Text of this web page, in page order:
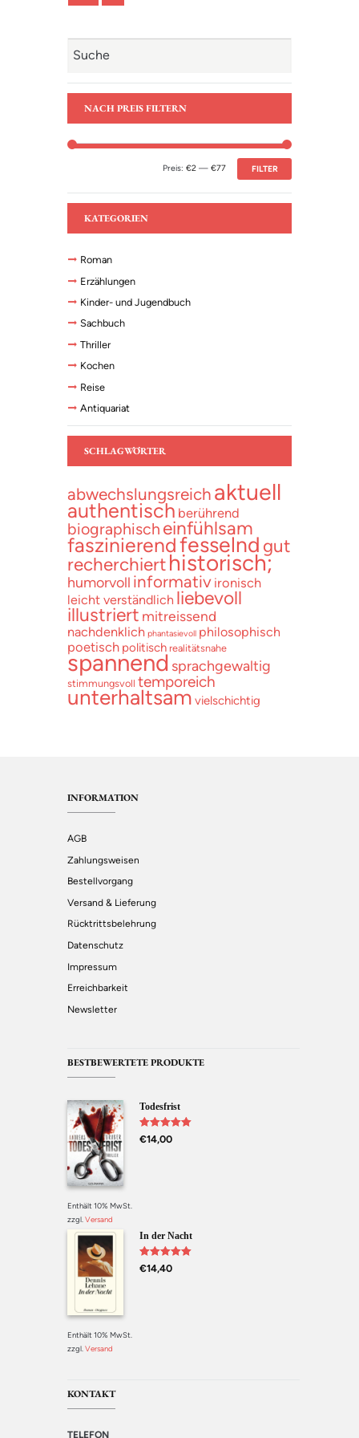
Pistole des US-Militärs aus dem Zweiten
Puzzleteil, die ‘Black Box’.
NACH PREIS FILTERN
FILTER
Preis: €2— €77
KATEGORIEN
Roman
Erzählungen
Kinder- und Jugendbuch
Sachbuch
Thriller
Kochen
Reise
Antiquariat
SCHLAGWÖRTER
abwechslungsreich aktuell
authentisch berührend
biographisch einfühlsam
faszinierendfesselnd gut
recherchierthistorisch;
humorvoll informativ ironisch
leicht verständlich liebevoll
illustriert mitreissend
nachdenklich phantasievoll philosophisch
poetisch politisch realitätsnahe
spannend sprachgewaltig
stimmungsvoll temporeich
unterhaltsam vielschichtig
INFORMATION
AGB
Zahlungsweisen
Bestellvorgang
Versand & Lieferung
Rücktrittsbelehrung
Datenschutz
Impressum
Erreichbarkeit
Newsletter
BESTBEWERTETE PRODUKTE
Todesfrist
Bewertet mit
5.00 von 5
€14,00
Enthält 10% MwSt.
zzgl.Versand
In der Nacht
Bewertet mit
5.00 von 5
€14,40
Enthält 10% MwSt.
zzgl.Versand
KONTAKT
TELEFON